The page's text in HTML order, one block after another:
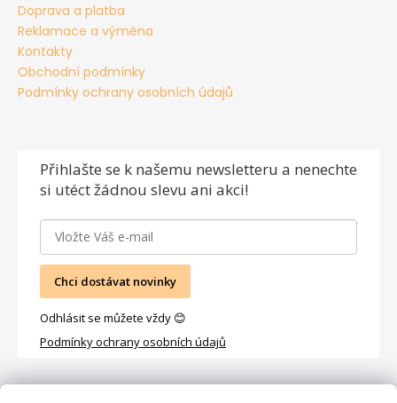
Doprava a platba
Reklamace a výměna
Kontakty
Obchodní podmínky
Podmínky ochrany osobních údajů
Přihlašte se k našemu newsletteru a nenechte
si utéct žádnou slevu ani akci!
Chci dostávat novinky
Odhlásit se můžete vždy 😊
Podmínky ochrany osobních údajů